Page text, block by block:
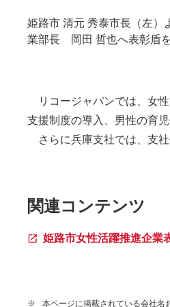
姫路市 清元 秀泰市長（左）
業部長 岡田 哲也へ表彰盾
リコージャパンでは、女
支援制度の導入、男性の育
さらに兵庫支社では、支
関連コンテンツ
姫路市女性活躍推進企業
※ 本ページに掲載されている会社名